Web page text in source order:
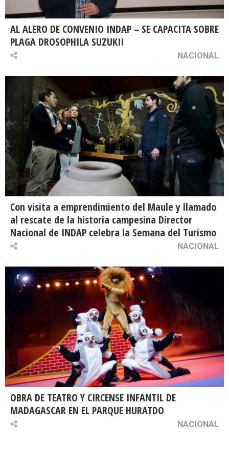
AL ALERO DE CONVENIO INDAP – SE CAPACITA SOBRE
PLAGA DROSOPHILA SUZUKII
NACIONAL
Con visita a emprendimiento del Maule y llamado
al rescate de la historia campesina Director
Nacional de INDAP celebra la Semana del Turismo
NACIONAL
OBRA DE TEATRO Y CIRCENSE INFANTIL DE
MADAGASCAR EN EL PARQUE HURATDO
NACIONAL